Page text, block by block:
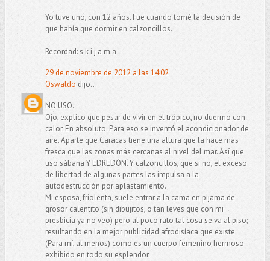
Yo tuve uno, con 12 años. Fue cuando tomé la decisión de
que había que dormir en calzoncillos.
Recordad: s k i j a m a
29 de noviembre de 2012 a las 14:02
Oswaldo dijo...
NO USO.
Ojo, explico que pesar de vivir en el trópico, no duermo con
calor. En absoluto. Para eso se inventó el acondicionador de
aire. Aparte que Caracas tiene una altura que la hace más
fresca que las zonas más cercanas al nivel del mar. Así que
uso sábana Y EDREDÓN. Y calzoncillos, que si no, el exceso
de libertad de algunas partes las impulsa a la
autodestrucción por aplastamiento.
Mi esposa, friolenta, suele entrar a la cama en pijama de
grosor calentito (sin dibujitos, o tan leves que con mi
presbicia ya no veo) pero al poco rato tal cosa se va al piso;
resultando en la mejor publicidad afrodisíaca que existe
(Para mí, al menos) como es un cuerpo femenino hermoso
exhibido en todo su esplendor.